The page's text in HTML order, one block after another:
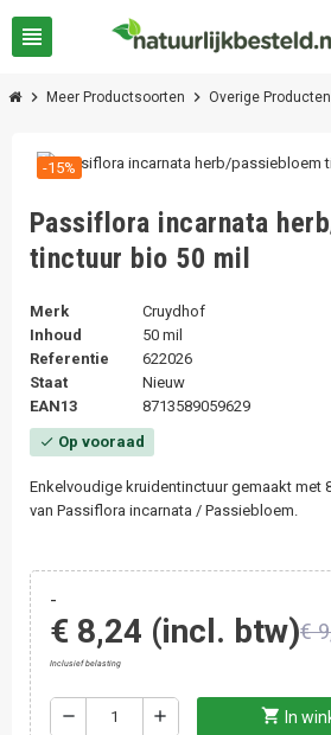
view_headline
chevron_right Meer Productsoorten chevron_right Overige Producten
-15%
Passiflora incarnata
tinctuur bio 50 mil
Merk
Cruydhof
Inhoud
50 mil
Referentie
622026
Staat
Nieuw
EAN13
8713589059629
check Op vooraad
Enkelvoudige kruidentinctuur gemaakt met
van Passiflora incarnata / Passiebloem.
-
€ 8,24 (incl. btw)€
Inclusief belasting
remove add shopping_cart In